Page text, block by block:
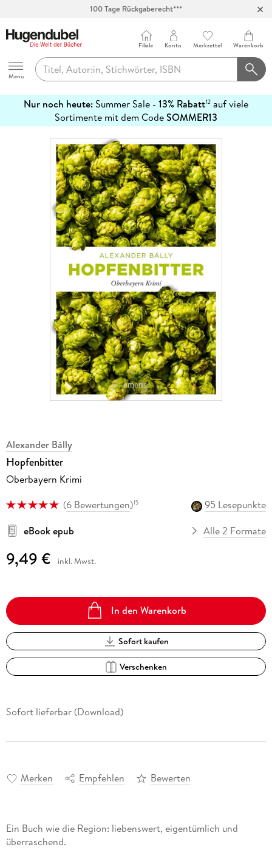
100 Tage Rückgaberecht***
Hugendubel
Menu
Filiale Konto Merkzettel Warenkorb
Nur noch heute: Summer Sale - 13% Rabatt12 auf viele
Sortimente mit dem CodeSOMMER13
erfahren
Alexander Bálly
Hopfenbitter
Oberbayern Krimi
(6 Bewertungen)15
95 Lesepunkte
eBook epub
Alle 2 Formate
9,49 € inkl. Mwst.
In den Warenkorb
Sofort kaufen
Verschenken
Sofort lieferbar (Download)
Merken Empfehlen Bewerten
Ein Buch wie die Region: liebenswert, eigentümlich und
überraschend.